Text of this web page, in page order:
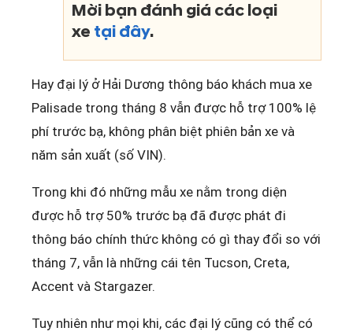
Mời bạn đánh giá các loại
xe tại đây.
Hay đại lý ở Hải Dương thông báo khách mua xe
Palisade trong tháng 8 vẫn được hỗ trợ 100% lệ
phí trước bạ, không phân biệt phiên bản xe và
năm sản xuất (số VIN).
Trong khi đó những mẫu xe nằm trong diện
được hỗ trợ 50% trước bạ đã được phát đi
thông báo chính thức không có gì thay đổi so với
tháng 7, vẫn là những cái tên Tucson, Creta,
Accent và Stargazer.
Tuy nhiên như mọi khi, các đại lý cũng có thể có